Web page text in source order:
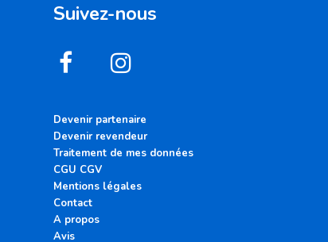
Suivez-nous
Devenir partenaire
Devenir revendeur
Traitement de mes données
CGU CGV
Mentions légales
Contact
A propos
Avis